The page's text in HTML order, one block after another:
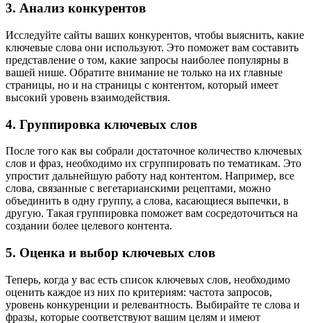
3. Анализ конкурентов
Исследуйте сайты ваших конкурентов, чтобы выяснить, какие
ключевые слова они используют. Это поможет вам составить
представление о том, какие запросы наиболее популярны в
вашей нише. Обратите внимание не только на их главные
страницы, но и на страницы с контентом, который имеет
высокий уровень взаимодействия.
4. Группировка ключевых слов
После того как вы собрали достаточное количество ключевых
слов и фраз, необходимо их сгруппировать по тематикам. Это
упростит дальнейшую работу над контентом. Например, все
слова, связанные с вегетарианскими рецептами, можно
объединить в одну группу, а слова, касающиеся выпечки, в
другую. Такая группировка поможет вам сосредоточиться на
создании более целевого контента.
5. Оценка и выбор ключевых слов
Теперь, когда у вас есть список ключевых слов, необходимо
оценить каждое из них по критериям: частота запросов,
уровень конкуренции и релевантность. Выбирайте те слова и
фразы, которые соответствуют вашим целям и имеют